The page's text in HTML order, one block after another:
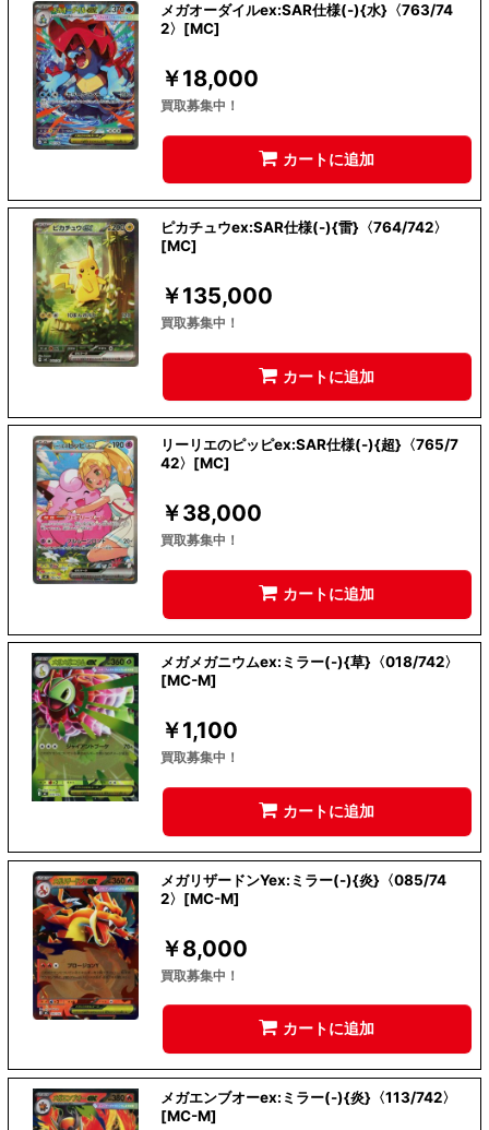
メガオーダイルex:SAR仕様(-){水}〈763/74
2〉[MC]
￥18,000
買取募集中！
カートに追加
ピカチュウex:SAR仕様(-){雷}〈764/742〉
[MC]
￥135,000
買取募集中！
カートに追加
リーリエのピッピex:SAR仕様(-){超}〈765/7
42〉[MC]
￥38,000
買取募集中！
カートに追加
メガメガニウムex:ミラー(-){草}〈018/742〉
[MC-M]
￥1,100
買取募集中！
カートに追加
メガリザードンYex:ミラー(-){炎}〈085/74
2〉[MC-M]
￥8,000
買取募集中！
カートに追加
メガエンブオーex:ミラー(-){炎}〈113/742〉
[MC-M]